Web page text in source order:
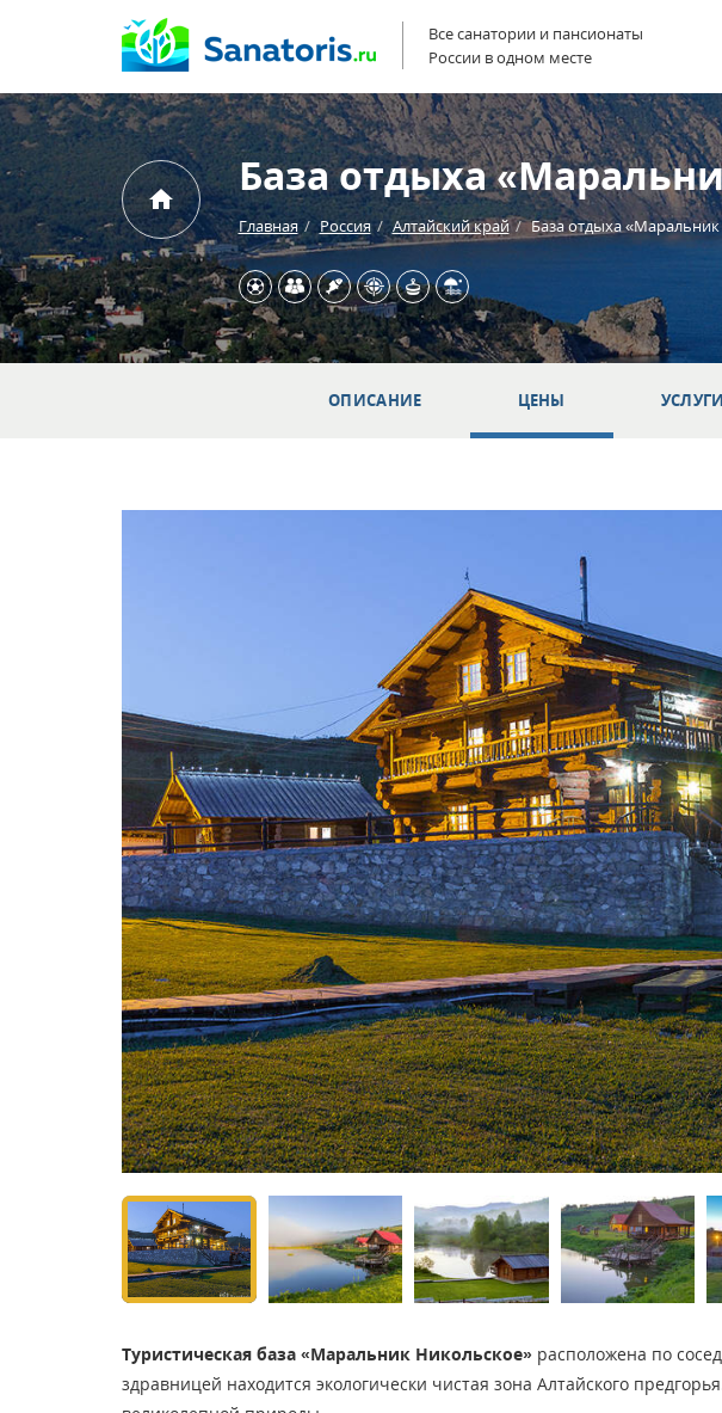
Все санатории и пансионаты
России в одном месте
База отдыха
Главная Россия Алтайский край База отдыха
ОПИСАНИЕ ЦЕНЫ УСЛУГИ
Туристическая база «Маральник Никольское» расположена по
здравницей находится экологически чистая зона Алтайского